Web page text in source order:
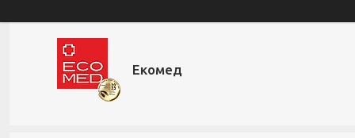
Екомед